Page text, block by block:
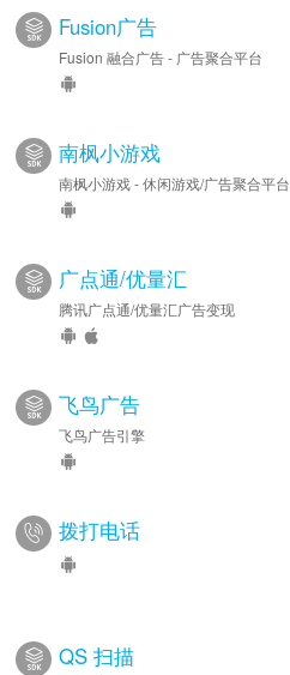
Fusion广告
Fusion 融合广告 - 广告聚合平台
南枫小游戏
南枫小游戏 - 休闲游戏/广告聚合平台
广点通/优量汇
腾讯广点通/优量汇广告变现
飞鸟广告
飞鸟广告引擎
拨打电话
QS 扫描